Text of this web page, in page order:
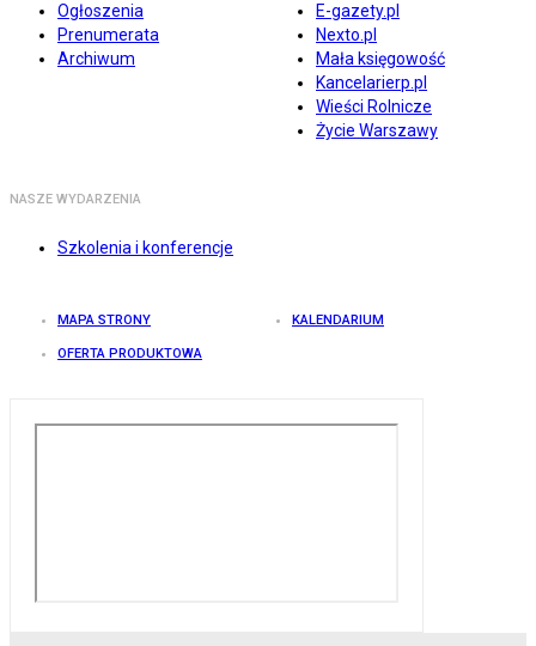
Ogłoszenia
Prenumerata
Archiwum
E-gazety.pl
Nexto.pl
Mała księgowość
Kancelarierp.pl
Wieści Rolnicze
Życie Warszawy
NASZE WYDARZENIA
Szkolenia i konferencje
MAPA STRONY KALENDARIUM
OFERTA PRODUKTOWA